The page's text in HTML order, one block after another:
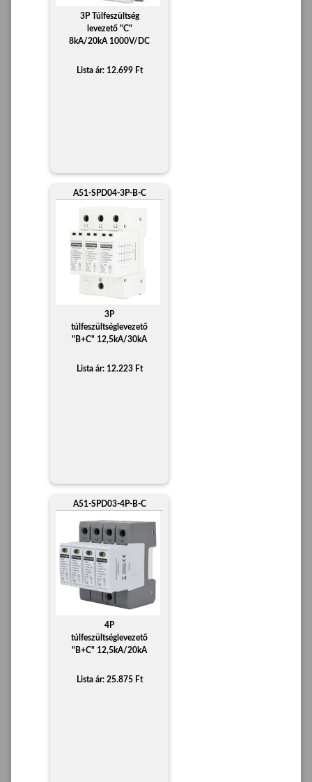
3P Túlfeszültség
levezető "C"
8kA/20kA 1000V/DC
Lista ár: 12.699 Ft
A51-SPD04-3P-B-C
3P
túlfeszültséglevezető
"B+C" 12,5kA/30kA
Lista ár: 12.223 Ft
A51-SPD03-4P-B-C
4P
túlfeszültséglevezető
"B+C" 12,5kA/20kA
Lista ár: 25.875 Ft